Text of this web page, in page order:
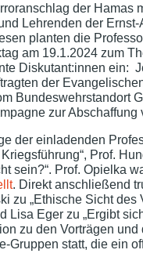
der Hamas
Lehrenden der
planten die
am 19.1.2024 zum
Diskutant:innen ein:
der
Bundeswehrstandort
zur Abschaffung
der einladenden
Prof.
sein?“. Prof. Opielka
. Direkt anschließend
zu „Ethische Sicht
Lisa Eger zu „Ergibt
zu den Vorträgen
Gruppen statt, die ein